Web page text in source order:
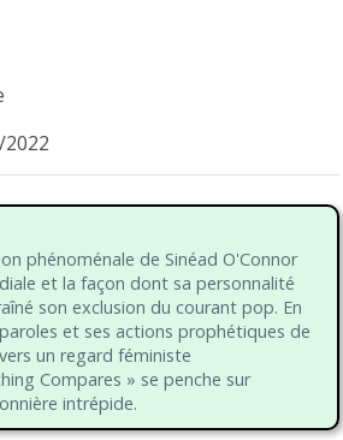
phénoménale de Sinéad O'Connor
et la façon dont sa personnalité
son exclusion du courant pop. En
et ses actions prophétiques de
un regard féministe
Compares » se penche sur
intrépide.